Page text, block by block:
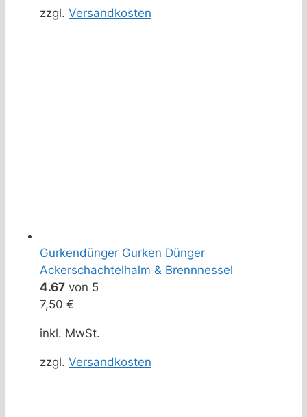
zzgl. Versandkosten
Gurkendünger Gurken Dünger
Ackerschachtelhalm & Brennnessel
4.67 von 5
7,50 €
inkl. MwSt.
zzgl. Versandkosten